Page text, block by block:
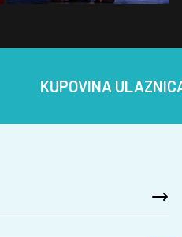
KUPOVINA ULAZNICA